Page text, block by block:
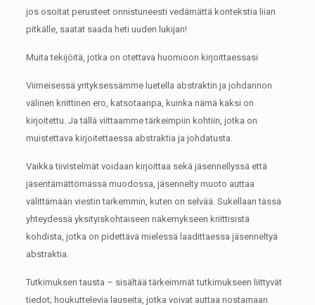
jos osoitat perusteet onnistuneesti vedämättä kontekstia liian
pitkälle, saatat saada heti uuden lukijan!
Muita tekijöitä, jotka on otettava huomioon kirjoittaessasi
Viimeisessä yrityksessämme luetella abstraktin ja johdannon
välinen kriittinen ero, katsotaanpa, kuinka nämä kaksi on
kirjoitettu. Ja tällä viittaamme tärkeimpiin kohtiin, jotka on
muistettava kirjoitettaessa abstraktia ja johdatusta.
Vaikka tiivistelmät voidaan kirjoittaa sekä jäsennellyssä että
jäsentämättömässä muodossa, jäsennelty muoto auttaa
välittämään viestin tarkemmin, kuten on selvää. Sukellaan tässä
yhteydessä yksityiskohtaiseen näkemykseen kriittisistä
kohdista, jotka on pidettävä mielessä laadittaessa jäsenneltyä
abstraktia.
Tutkimuksen tausta – sisältää tärkeimmät tutkimukseen liittyvät
tiedot; houkuttelevia lauseita, jotka voivat auttaa nostamaan